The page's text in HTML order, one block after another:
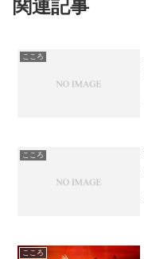
関連記事
こころ
こころ
こころ